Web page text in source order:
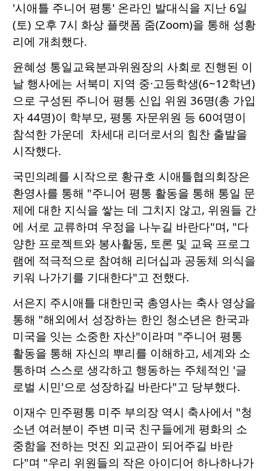
'시애틀 주니어 평통' 온라인 발대식을 지난 6일
(토) 오후 7시 화상 플랫폼 줌(Zoom)을 통해 성황
리에 개최했다.
윤혜성 통일교육분과위원장의 사회로 진행된 이
날 행사에는 서북미 지역 중·고등학생(6~12학년)
으로 구성된 주니어 평통 신입 위원 36명(총 가입
자 44명)이 학부모, 평통 자문위원 등 60여명이
참석한 가운데 차세대 리더로서의 힘찬 출발을
시작했다.
국민의례를 시작으로 황규호 시애틀협의회장은
환영사를 통해 "주니어 평통 활동을 통해 통일 문
제에 대한 지식을 쌓는 데 그치지 않고, 위원들 간
에 서로 교류하며 우정을 나누길 바란다"며, "다
양한 프로젝트와 봉사활동, 토론 및 교육 프로그
램에 적극적으로 참여해 리더십과 공동체 의식을
키워 나가기를 기대한다"고 전했다.
서은지 주시애틀 대한민국 총영사는 축사 영상을
통해 "해외에서 성장하는 한인 청소년은 한국과
미국을 잇는 소중한 자산"이라며 "주니어 평통
활동을 통해 자신의 뿌리를 이해하고, 세계와 소
통하며 스스로 생각하고 행동하는 주체적인 '글
로벌 시민'으로 성장하길 바란다"고 당부했다.
이재수 민주평통 미주 부의장 역시 축사에서 "청
소년 여러분이 주변 미국 친구들에게 평화의 소
중함을 전하는 멋진 외교관이 되어주길 바란
다"며 "우리 위원들의 작은 아이디어 하나하나가